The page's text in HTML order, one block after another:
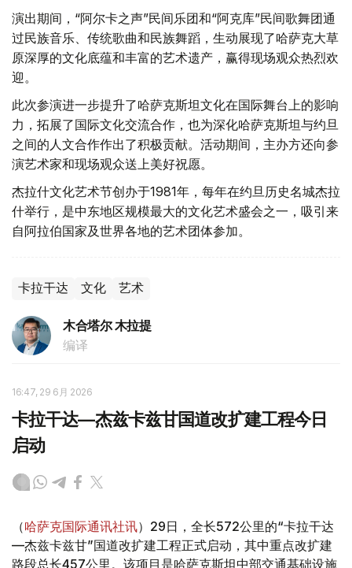
演出期间，“阿尔卡之声”民间乐团和“阿克库”民间歌舞团通
过民族音乐、传统歌曲和民族舞蹈，生动展现了哈萨克大草
原深厚的文化底蕴和丰富的艺术遗产，赢得现场观众热烈欢
迎。
此次参演进一步提升了哈萨克斯坦文化在国际舞台上的影响
力，拓展了国际文化交流合作，也为深化哈萨克斯坦与约旦
之间的人文合作作出了积极贡献。活动期间，主办方还向参
演艺术家和现场观众送上美好祝愿。
杰拉什文化艺术节创办于1981年，每年在约旦历史名城杰拉
什举行，是中东地区规模最大的文化艺术盛会之一，吸引来
自阿拉伯国家及世界各地的艺术团体参加。
卡拉干达 文化 艺术
木合塔尔 木拉提
编译
16:47, 29 6月 2026
卡拉干达—杰兹卡兹甘国道改扩建工程今日
启动
（哈萨克国际通讯社讯）29日，全长572公里的“卡拉干达
—杰兹卡兹甘”国道改扩建工程正式启动，其中重点改扩建
路段总长457公里。该项目是哈萨克斯坦中部交通基础设施